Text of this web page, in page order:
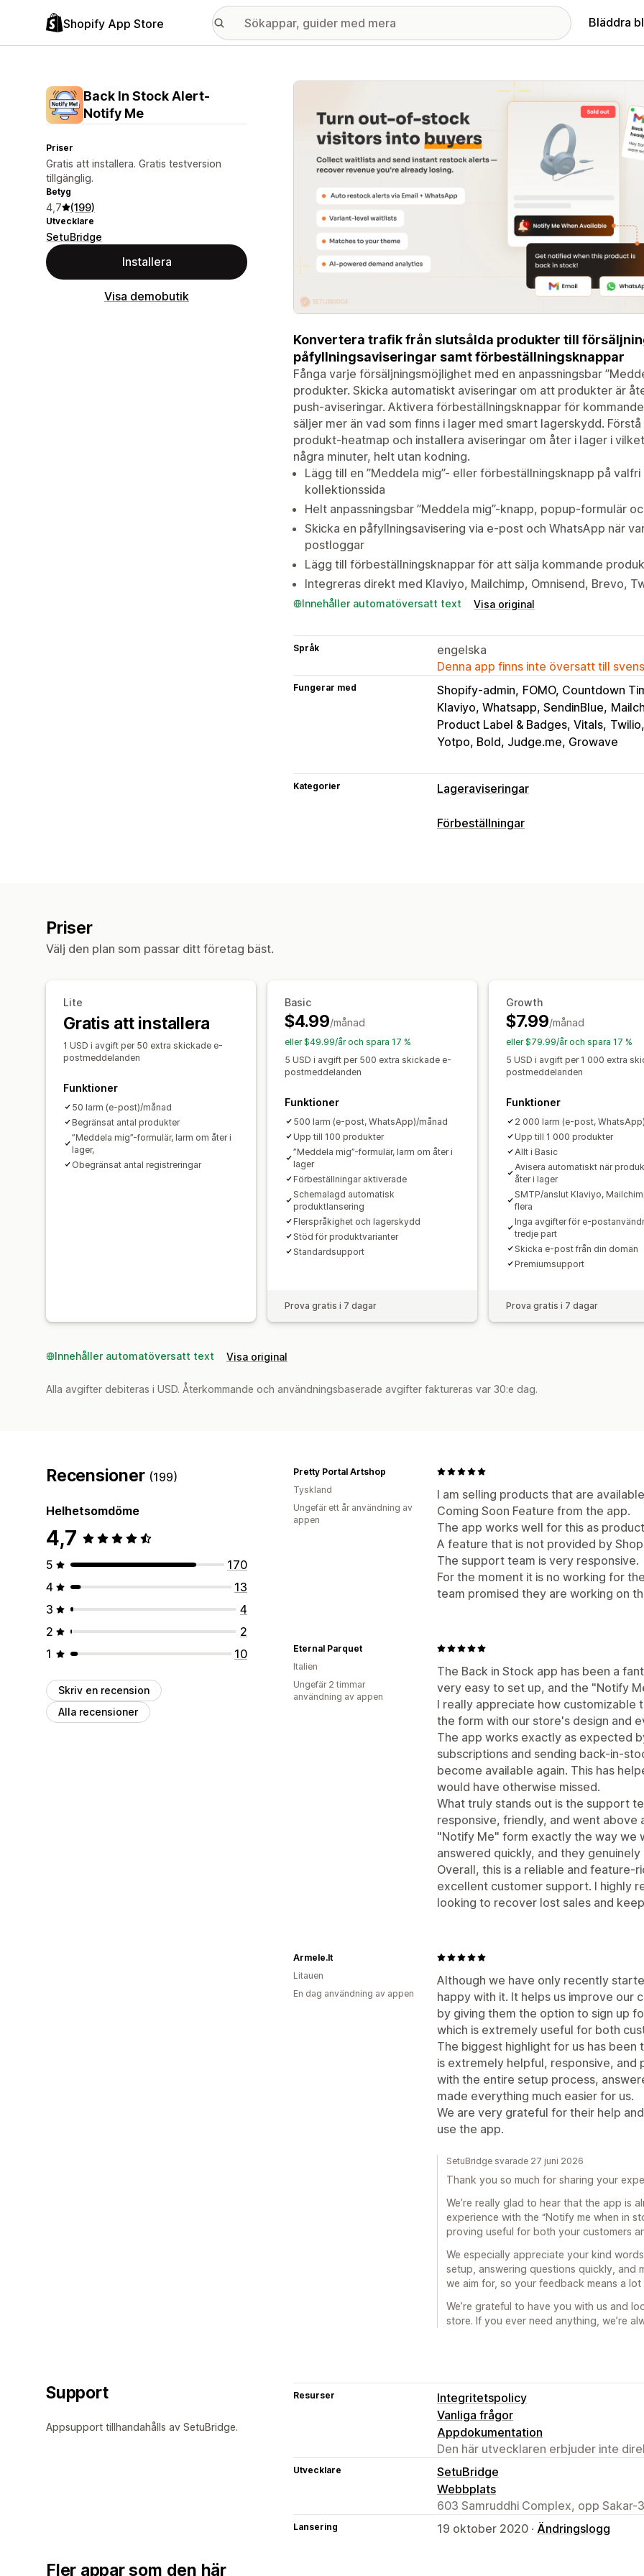
Shopify App Store Bläddra
Back In Stock Alert‑
Notify Me
Priser
Gratis att installera. Gratis testversion
tillgänglig.
Betyg
4,7 (199)
Utvecklare
SetuBridge
Installera
Visa demobutik
Galleri med utvalda bilder
Konvertera trafik från slutsålda produkter till
påfyllningsaviseringar samt förbeställningsknappar
Fånga varje försäljningsmöjlighet med en anpassningsbar
produkter. Skicka automatiskt aviseringar om att produkter är
push-aviseringar. Aktivera förbeställningsknappar för
säljer mer än vad som finns i lager med smart lagerskydd.
produkt-heatmap och installera aviseringar om åter i lager i
några minuter, helt utan kodning.
Lägg till en ”Meddela mig”- eller förbeställningsknapp på
kollektionssida
Helt anpassningsbar ”Meddela mig”-knapp, popup-formulär
Skicka en påfyllningsavisering via e-post och WhatsApp när
postloggar
Lägg till förbeställningsknappar för att sälja kommande
Integreras direkt med Klaviyo, Mailchimp, Omnisend, Brevo,
Innehåller automatöversatt text Visa original
Språk
engelska
Denna app finns inte översatt till
Fungerar med Shopify-admin FOMO, Countdown
Klaviyo, Whatsapp, SendinBlue
Product Label & Badges, Vitals
Yotpo, Bold, Judge.me, Growave
Kategorier Lageraviseringar
Aviseringar
Kundefterfrågan Lagerrapporter
Försäljningsprognoser
Lagerspårning
Förbeställningar
Delbetalningar
Uppdelade betalningar
Priser
Välj den plan som passar ditt företag bäst.
Lite
Gratis att installera
1 USD i avgift per 50 extra skickade e-
postmeddelanden
Funktioner
50 larm (e-post)/månad
Begränsat antal produkter
”Meddela mig”-formulär, larm om åter i
lager,
Obegränsat antal registreringar
Basic
$4.99/månad
eller $49.99/år och spara 17 %
5 USD i avgift per 500 extra skickade e-
postmeddelanden
Funktioner
500 larm (e-post, WhatsApp)/månad
Upp till 100 produkter
”Meddela mig”-formulär, larm om åter i
lager
Förbeställningar aktiverade
Schemalagd automatisk
produktlansering
Flerspråkighet och lagerskydd
Stöd för produktvarianter
Standardsupport
Prova gratis i 7 dagar
Growth
$7.99/månad
eller $79.99/år och spara 17 %
5 USD i avgift per 1 000 extra
postmeddelanden
Funktioner
2 000 larm (e-post,
Upp till 1 000 produkter
Allt i Basic
Avisera automatiskt när
åter i lager
SMTP/anslut Klaviyo,
flera
Inga avgifter för e-
tredje part
Skicka e-post från din domän
Premiumsupport
Prova gratis i 7 dagar
Innehåller automatöversatt text Visa original
Alla avgifter debiteras i USD. Återkommande och användningsbaserade avgifter faktureras var 30:e dag.
Recensioner (199)
Helhetsomdöme
4,7
5
170
4
13
3
4
2
2
1
10
Skriv en recension
Alla recensioner
I am selling products that are
Coming Soon Feature from the app.
The app works well for this as
A feature that is not provided by
The support team is very responsive.
For the moment it is no working for
team promised they are working on
Pretty Portal Artshop
Tyskland
Ungefär ett år användning av
appen
The Back in Stock app has been a
very easy to set up, and the "Notify
I really appreciate how
the form with our store's design and
The app works exactly as expected
subscriptions and sending back-in-
become available again. This has
would have otherwise missed.
What truly stands out is the support
responsive, friendly, and went
"Notify Me" form exactly the way we
answered quickly, and they
Overall, this is a reliable and feature-
excellent customer support. I highly
looking to recover lost sales and
Eternal Parquet
Italien
Ungefär 2 timmar
användning av appen
Although we have only recently
happy with it. It helps us improve our
by giving them the option to sign up
which is extremely useful for both
The biggest highlight for us has
is extremely helpful, responsive, and
with the entire setup process,
made everything much easier for us.
We are very grateful for their help
use the app.
Armele.lt
Litauen
En dag användning av appen
SetuBridge svarade 27 juni 2026
Thank you so much for sharing your
We’re really glad to hear that the app is
experience with the “Notify me when in
proving useful for both your customers
We especially appreciate your kind
setup, answering questions quickly, and
we aim for, so your feedback means a lot
We’re grateful to have you with us and
store. If you ever need anything, we’re
Support
Appsupport tillhandahålls av SetuBridge.
Resurser
Integritetspolicy
Vanliga frågor
Appdokumentation
Den här utvecklaren erbjuder inte
Utvecklare
SetuBridge
Webbplats
603 Samruddhi Complex, opp Sakar-
Lansering 19 oktober 2020 · Ändringslogg
Fler appar som den här